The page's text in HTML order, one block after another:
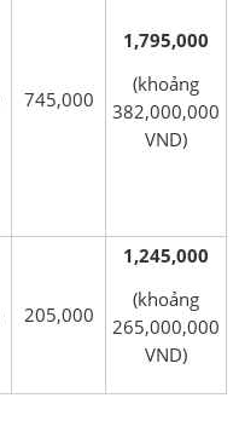
745,000
1,795,000
(khoảng
382,000,000
VND)
205,000
1,245,000
(khoảng
265,000,000
VND)